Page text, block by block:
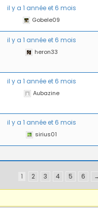
il y a 1 année et 6 mois
Gobele09
il y a 1 année et 6 mois
heron33
il y a 1 année et 6 mois
Aubazine
il y a 1 année et 6 mois
sirius01
1 2 3 4 5 6